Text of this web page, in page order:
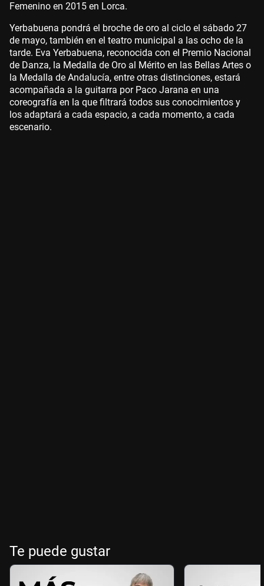
Femenino en 2015 en Lorca.
Yerbabuena pondrá el broche de oro al ciclo el sábado 27
de mayo, también en el teatro municipal a las ocho de la
tarde. Eva Yerbabuena, reconocida con el Premio Nacional
de Danza, la Medalla de Oro al Mérito en las Bellas Artes o
la Medalla de Andalucía, entre otras distinciones, estará
acompañada a la guitarra por Paco Jarana en una
coreografía en la que filtrará todos sus conocimientos y
los adaptará a cada espacio, a cada momento, a cada
escenario.
Te puede gustar